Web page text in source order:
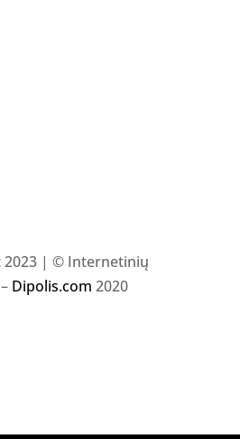
2023 | © Internetinių
Dipolis.com 2020